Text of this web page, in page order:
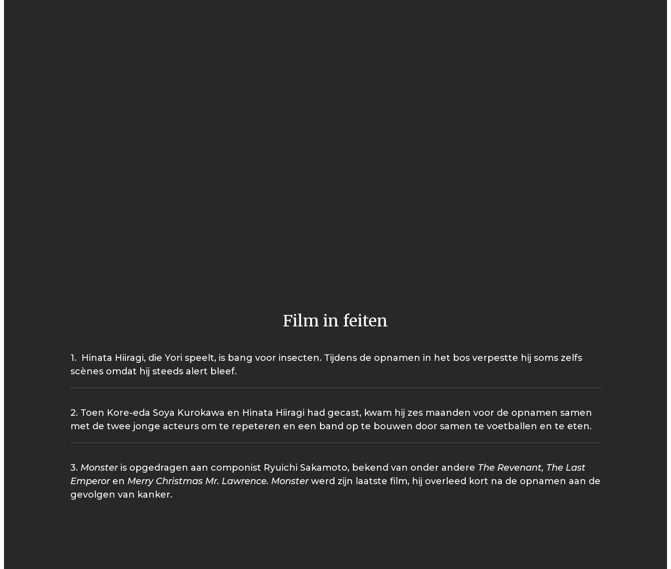
Film in feiten
1. Hinata Hiiragi, die Yori speelt, is bang voor insecten. Tijdens de opnamen in het bos verpestte hij soms zelfs
scènes omdat hij steeds alert bleef.
2. Toen Kore-eda Soya Kurokawa en Hinata Hiiragi had gecast, kwam hij zes maanden voor de opnamen samen
met de twee jonge acteurs om te repeteren en een band op te bouwen door samen te voetballen en te eten.
3. Monsteris opgedragen aan componist Ryuichi Sakamoto, bekend van onder andere The Revenant, The Last
Emperoren Merry Christmas Mr. Lawrence. Monsterwerd zijn laatste film, hij overleed kort na de opnamen aan de
gevolgen van kanker.